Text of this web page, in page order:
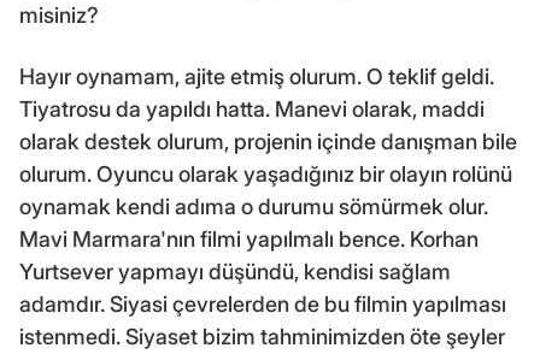
misiniz?
Hayır oynamam, ajite etmiş olurum. O teklif geldi.
Tiyatrosu da yapıldı hatta. Manevi olarak, maddi
olarak destek olurum, projenin içinde danışman bile
olurum. Oyuncu olarak yaşadığınız bir olayın rolünü
oynamak kendi adıma o durumu sömürmek olur.
Mavi Marmara'nın filmi yapılmalı bence. Korhan
Yurtsever yapmayı düşündü, kendisi sağlam
adamdır. Siyasi çevrelerden de bu filmin yapılması
istenmedi. Siyaset bizim tahminimizden öte şeyler